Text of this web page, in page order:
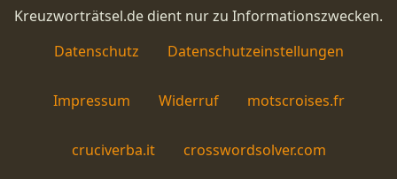
Kreuzworträtsel.de dient nur zu Informationszwecken.
Datenschutz
Datenschutzeinstellungen
Impressum Widerruf motscroises.fr
cruciverba.it crosswordsolver.com